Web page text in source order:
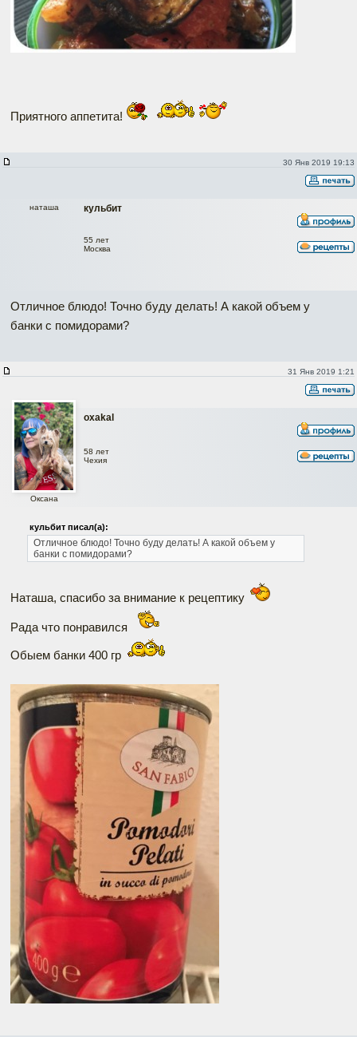
Приятного аппетита!
30 Янв 2019 19:13
кульбит
наташа
55 лет
Москва
Отличное блюдо! Точно буду делать! А какой объем у
банки с помидорами?
31 Янв 2019 1:21
oxakal
Оксана
58 лет
Чехия
кульбит писал(а):
Отличное блюдо! Точно буду делать! А какой объем у
банки с помидорами?
Наташа, спасибо за внимание к рецептику
Рада что понравился
Обыем банки 400 гр